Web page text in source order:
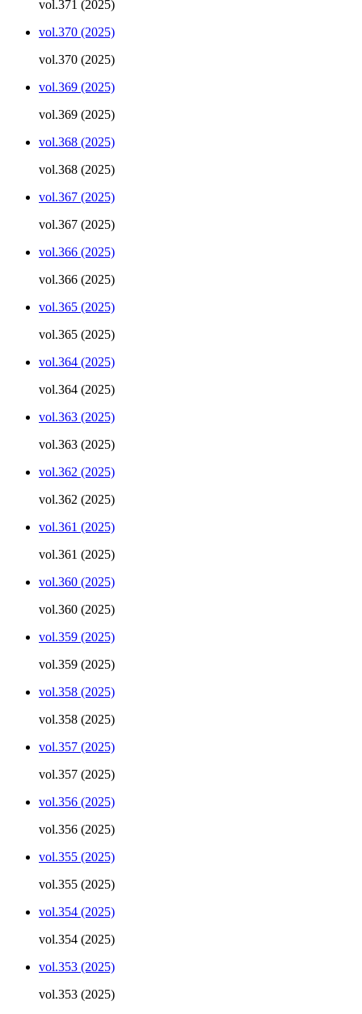
vol.371 (2025)
vol.370 (2025)
vol.370 (2025)
vol.369 (2025)
vol.369 (2025)
vol.368 (2025)
vol.368 (2025)
vol.367 (2025)
vol.367 (2025)
vol.366 (2025)
vol.366 (2025)
vol.365 (2025)
vol.365 (2025)
vol.364 (2025)
vol.364 (2025)
vol.363 (2025)
vol.363 (2025)
vol.362 (2025)
vol.362 (2025)
vol.361 (2025)
vol.361 (2025)
vol.360 (2025)
vol.360 (2025)
vol.359 (2025)
vol.359 (2025)
vol.358 (2025)
vol.358 (2025)
vol.357 (2025)
vol.357 (2025)
vol.356 (2025)
vol.356 (2025)
vol.355 (2025)
vol.355 (2025)
vol.354 (2025)
vol.354 (2025)
vol.353 (2025)
vol.353 (2025)